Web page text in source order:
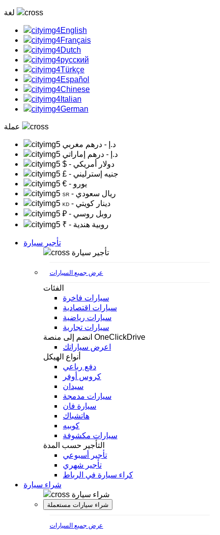
English
Français
Dutch
русский
Türkçe
Español
Chinese
Italian
German
د.إ - درهم مغربي
د.إ - درهم إماراتي
$
- دولار أمريكي
£
- جنيه إسترليني
€
- يورو
SR - ريال سعودي
KD
- دينار كويتي
₽
- روبل روسي
₹
- روبية هندية
تأجير سيارة
تأجير سيارة
عرض جميع السيارات
الفئات
سيارات فاخرة
سيارات اقتصادية
سيارات رياضية
سيارات تجارية
انضم إلى منصة OneClickDrive
اعرض سياراتك
أنواع الهيكل
دفع رباعي
كروس أوفر
سيدان
سيارات مدمجة
سيارة فان
هاتشباك
كوبيه
سيارات مكشوفة
التأجير حسب المدة
تأجير أسبوعي
تأجير شهري
كراء سيارة في الرباط
شراء سيارة
شراء سيارة
شراء سيارات مستعملة
عرض جميع السيارات